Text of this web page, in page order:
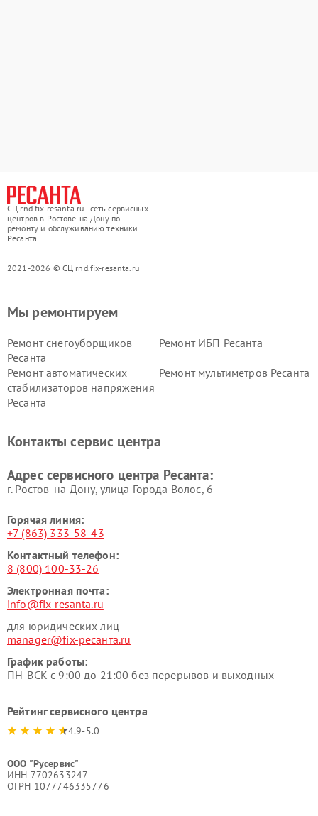
СЦ rnd.fix-resanta.ru - сеть сервисных
центров в Ростове-на-Дону по
ремонту и обслуживанию техники
Ресанта
2021-2026 © СЦ rnd.fix-resanta.ru
Мы ремонтируем
Ремонт снегоуборщиков
Ресанта
Ремонт ИБП Ресанта
Ремонт автоматических
стабилизаторов напряжения
Ресанта
Ремонт мультиметров Ресанта
Контакты сервис центра
Адрес сервисного центра Ресанта:
г. Ростов-на-Дону, улица Города Волос, 6
Горячая линия:
+7 (863) 333-58-43
Контактный телефон:
8 (800) 100-33-26
Электронная почта:
info@fix-resanta.ru
для юридических лиц
manager@fix-ресанта.ru
График работы:
ПН-ВСК с 9:00 до 21:00 без перерывов и выходных
Рейтинг сервисного центра
4.9-5.0
ООО "Русервис"
ИНН 7702633247
ОГРН 1077746335776